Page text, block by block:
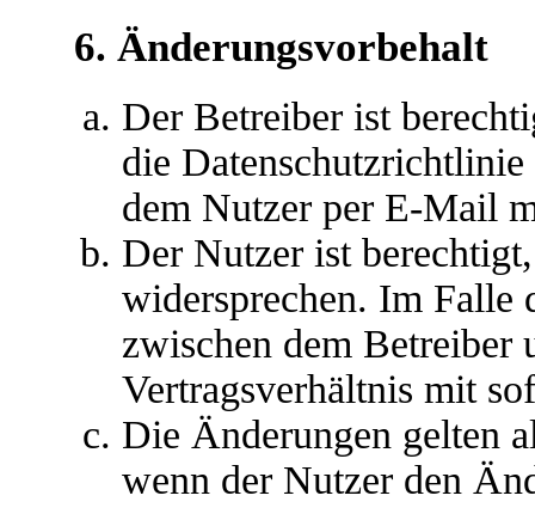
6. Änderungsvorbehalt
Der Betreiber ist
die
dem Nutzer per E-Mail
Der Nutzer ist
widersprechen. Im Falle
zwischen dem Betreiber
Vertragsverhältnis mit
Die Änderungen gelten
wenn der Nutzer den